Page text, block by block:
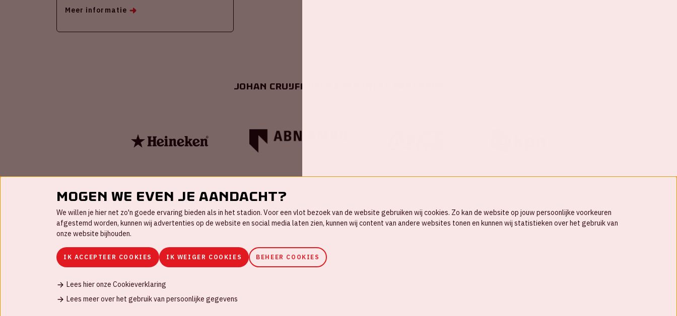
Meer informatie
Johan Cruijff ArenA Business Partners
Contact FAQ Werken bij
Mogen we even je aandacht?
We willen je hier net zo'n goede ervaring bieden als in het stadion. Voor een vlot bezoek van de website gebruiken wij cookies. Zo kan de website op jouw persoonlijke voorkeuren
afgestemd worden, kunnen wij advertenties op de website en social media laten zien, kunnen wij content van andere websites tonen en kunnen wij statistieken over het gebruik van
onze website bijhouden.
IK ACCEPTEER COOKIES IK WEIGER COOKIES BEHEER COOKIES
Lees hier onze Cookieverklaring
Lees meer over het gebruik van persoonlijke gegevens